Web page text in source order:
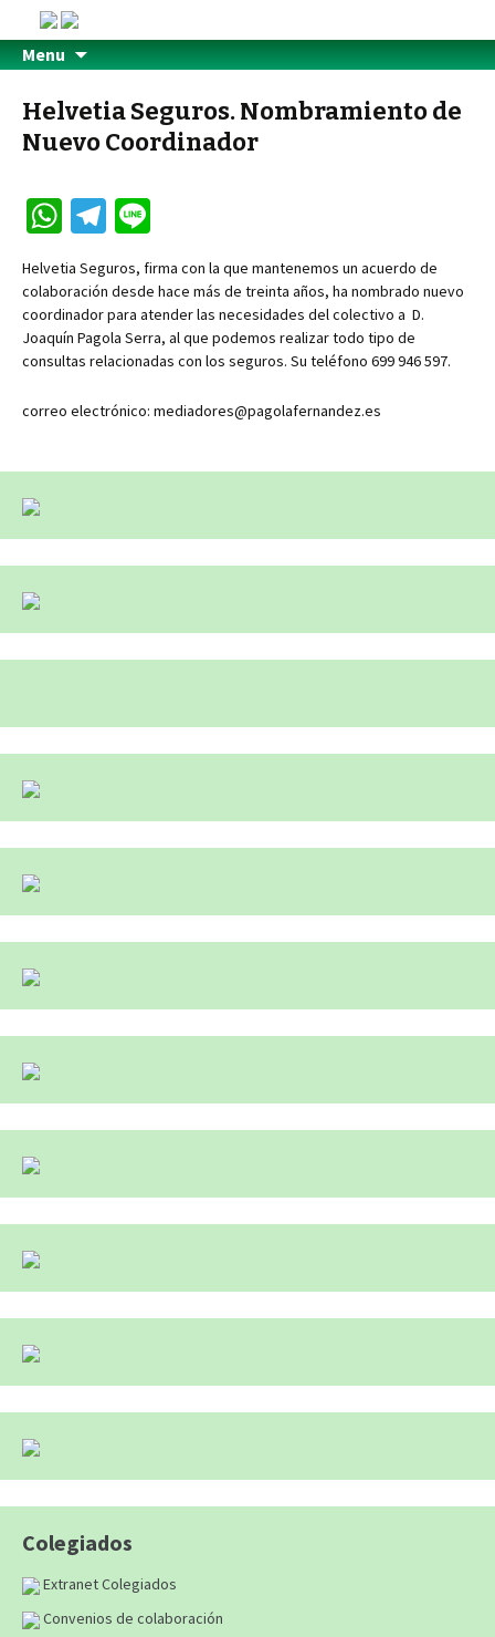
Menu
Helvetia Seguros. Nombramiento de
Nuevo Coordinador
W
h
at
sA
p
p
Te
gr
a
m
n
e
Helvetia Seguros, firma con la que mantenemos un acuerdo de
colaboración desde hace más de treinta años, ha nombrado nuevo
coordinador para atender las necesidades del colectivo a D.
Joaquín Pagola Serra, al que podemos realizar todo tipo de
consultas relacionadas con los seguros. Su teléfono 699 946 597.
correo electrónico: mediadores@pagolafernandez.es
Colegiados
Extranet Colegiados
Convenios de colaboración